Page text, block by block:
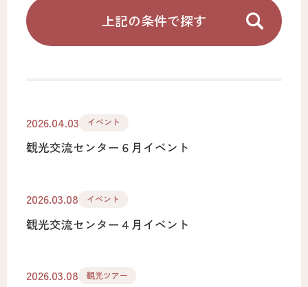
上記の条件で探す
2026.04.03 イベント
観光交流センター６月イベント
2026.03.08 イベント
観光交流センター４月イベント
2026.03.08 観光ツアー